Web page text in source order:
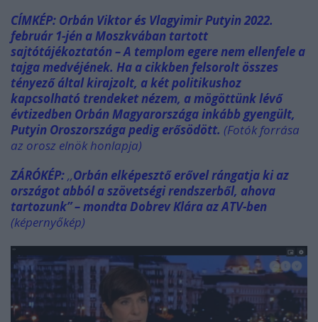
CÍMKÉP: Orbán Viktor és Vlagyimir Putyin 2022.
február 1-jén a Moszkvában tartott
sajtótájékoztatón – A templom egere nem ellenfele a
tajga medvéjének. Ha a cikkben felsorolt összes
tényező által kirajzolt, a két politikushoz
kapcsolható trendeket nézem, a mögöttünk lévő
évtizedben Orbán Magyarországa inkább gyengült,
Putyin Oroszországa pedig erősödött. (Fotók forrása
az orosz elnök honlapja)
ZÁRÓKÉP:,,Orbán elképesztő erővel rángatja ki az
országot abból a szövetségi rendszerből, ahova
tartozunk” – mondta Dobrev Klára az ATV-ben
(képernyőkép)